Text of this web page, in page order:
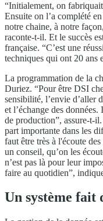
“Initialement, on
Ensuite on l’a complété
notre chaine, à notre
raconte-t-il. Et le succès
française. “C’est une
techniques qui ont 20 ans
La programmation de la
Duriez. “Pour être DSI
sensibilité, l’envie d’aller
et l’échange des
de production”, assure-t-
part importante dans les
faut être très à l'écoute
un conseil, qu’on les
n’est pas là pour leur
faire au quotidien”,
Un système fait